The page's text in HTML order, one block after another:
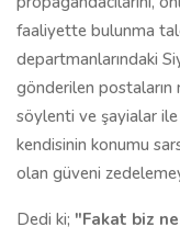
faaliyette bulunma
departmanlarındaki
gönderilen postaların
söylenti ve şayialar
kendisinin konumu
olan güveni
Dedi ki; "Fakat biz